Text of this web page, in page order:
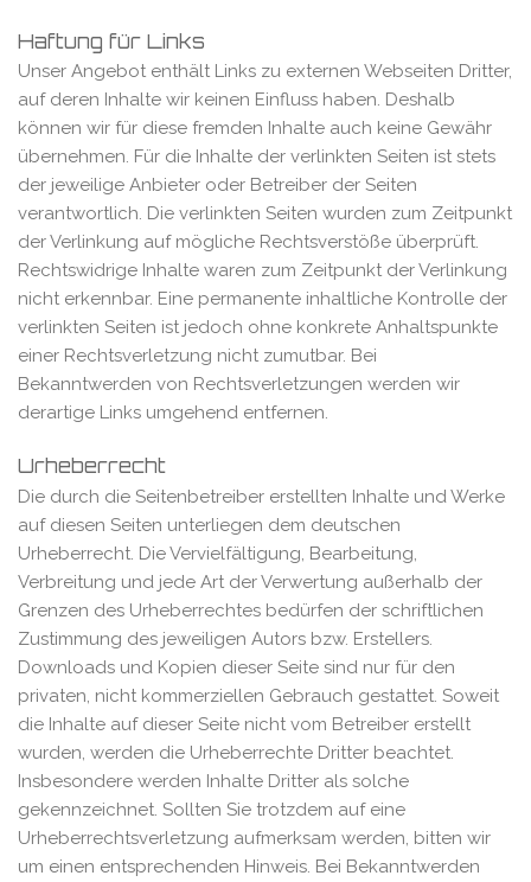
Haftung für Links
Unser Angebot enthält Links zu externen Webseiten Dritter,
auf deren Inhalte wir keinen Einfluss haben. Deshalb
können wir für diese fremden Inhalte auch keine Gewähr
übernehmen. Für die Inhalte der verlinkten Seiten ist stets
der jeweilige Anbieter oder Betreiber der Seiten
verantwortlich. Die verlinkten Seiten wurden zum Zeitpunkt
der Verlinkung auf mögliche Rechtsverstöße überprüft.
Rechtswidrige Inhalte waren zum Zeitpunkt der Verlinkung
nicht erkennbar. Eine permanente inhaltliche Kontrolle der
verlinkten Seiten ist jedoch ohne konkrete Anhaltspunkte
einer Rechtsverletzung nicht zumutbar. Bei
Bekanntwerden von Rechtsverletzungen werden wir
derartige Links umgehend entfernen.
Urheberrecht
Die durch die Seitenbetreiber erstellten Inhalte und Werke
auf diesen Seiten unterliegen dem deutschen
Urheberrecht. Die Vervielfältigung, Bearbeitung,
Verbreitung und jede Art der Verwertung außerhalb der
Grenzen des Urheberrechtes bedürfen der schriftlichen
Zustimmung des jeweiligen Autors bzw. Erstellers.
Downloads und Kopien dieser Seite sind nur für den
privaten, nicht kommerziellen Gebrauch gestattet. Soweit
die Inhalte auf dieser Seite nicht vom Betreiber erstellt
wurden, werden die Urheberrechte Dritter beachtet.
Insbesondere werden Inhalte Dritter als solche
gekennzeichnet. Sollten Sie trotzdem auf eine
Urheberrechtsverletzung aufmerksam werden, bitten wir
um einen entsprechenden Hinweis. Bei Bekanntwerden